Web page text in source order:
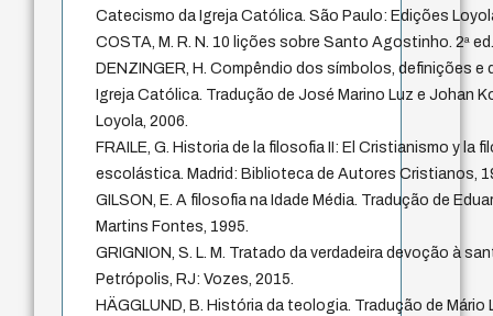
Catecismo da Igreja Católica. São Paulo: Edições
COSTA, M. R. N. 10 lições sobre Santo Agostinho. 2ª
DENZINGER, H. Compêndio dos símbolos, definições e
Igreja Católica. Tradução de José Marino Luz e Johan
Loyola, 2006.
FRAILE, G. Historia de la filosofia II: El Cristianismo y la
escolástica. Madrid: Biblioteca de Autores Cristianos,
GILSON, E. A filosofia na Idade Média. Tradução de
Martins Fontes, 1995.
GRIGNION, S. L. M. Tratado da verdadeira devoção à
Petrópolis, RJ: Vozes, 2015.
HÄGGLUND, B. História da teologia. Tradução de Mário